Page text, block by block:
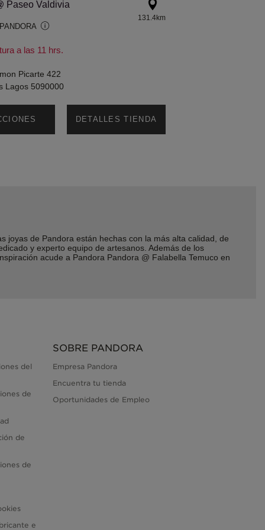
Paseo Valdivia
a las 11 hrs.
131.4km
Picarte 422
Lagos 5090000
DETALLES TIENDA
joyas de Pandora están hechas con la más alta calidad, de
y experto equipo de artesanos. Además de los
acude a Pandora Pandora @ Falabella Temuco en
del
de
de
de
e
SOBRE PANDORA
Empresa Pandora
Encuentra tu tienda
Oportunidades de Empleo